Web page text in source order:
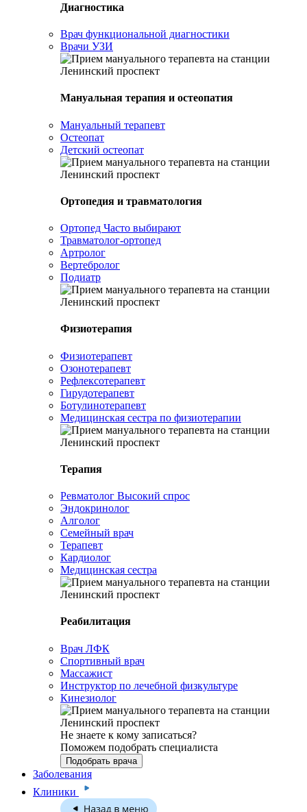
Диагностика
Врач функциональной диагностики
Врачи УЗИ
Мануальная терапия и остеопатия
Мануальный терапевт
Остеопат
Детский остеопат
Ортопедия и травматология
Ортопед Часто выбирают
Травматолог-ортопед
Артролог
Вертебролог
Подиатр
Физиотерапия
Физиотерапевт
Озонотерапевт
Рефлексотерапевт
Гирудотерапевт
Ботулинотерапевт
Медицинская сестра по физиотерапии
Терапия
Ревматолог Высокий спрос
Эндокринолог
Алголог
Семейный врач
Терапевт
Кардиолог
Медицинская сестра
Реабилитация
Врач ЛФК
Спортивный врач
Массажист
Инструктор по лечебной физкультуре
Кинезиолог
Не знаете к кому записаться?
Поможем подобрать специалиста
Подобрать врача
Заболевания
Клиники